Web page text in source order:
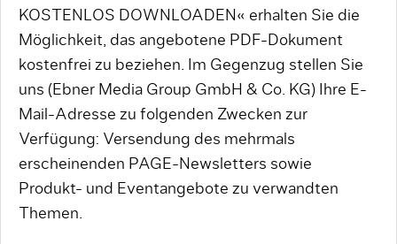
KOSTENLOS DOWNLOADEN« erhalten Sie die
Möglichkeit, das angebotene PDF-Dokument
kostenfrei zu beziehen. Im Gegenzug stellen Sie
uns (Ebner Media Group GmbH & Co. KG) Ihre E-
Mail-Adresse zu folgenden Zwecken zur
Verfügung: Versendung des mehrmals
erscheinenden PAGE-Newsletters sowie
Produkt- und Eventangebote zu verwandten
Themen.